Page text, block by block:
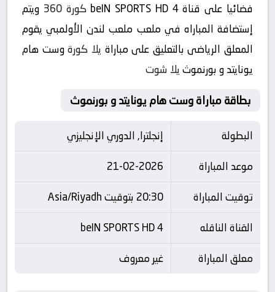
فضائيا على قناة beIN SPORTS HD 4
كورة 360
ويتم
إستضافة المباراه في ملعب ملعب لندن الأولمبي يقوم
المعلق الرياضى بالتعليق على مباراة يلا كورةوست هام
يونايتد و بورنموثيلا شوت
بطاقة مباراة وست هام يونايتد و بورنموث
البطولة
إنجلترا, الدوري الإنجليزي
موعد المباراة
21-02-2026
توقيت المباراة
20:30 بتوقيت Asia/Riyadh
القناة الناقله
beIN SPORTS HD 4
معلق المباراة
غير معروف